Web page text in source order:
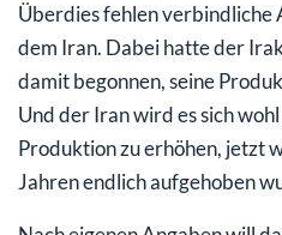
Überdies fehlen verbindliche
dem Iran. Dabei hatte der
damit begonnen, seine
Und der Iran wird es sich
Produktion zu erhöhen, jetzt
Jahren endlich aufgehoben